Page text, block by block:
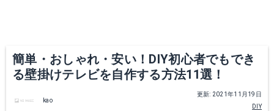
簡単・おしゃれ・安い！DIY初心者でもでき
る壁掛けテレビを自作する方法11選！
更新: 2021年11月19日
DIY
kao